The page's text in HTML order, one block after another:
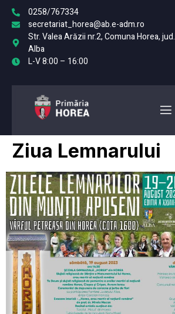
0258/767334
secretariat_horea@ab.e-adm.ro
Str. Valea Arăzii nr.2, Comuna Horea, jud.
Alba
L-V 8:00 – 16:00
Ziua Lemnarului